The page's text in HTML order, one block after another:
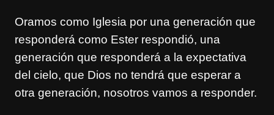
Oramos como Iglesia por una generación que
responderá como Ester respondió, una
generación que responderá a la expectativa
del cielo, que Dios no tendrá que esperar a
otra generación, nosotros vamos a responder.